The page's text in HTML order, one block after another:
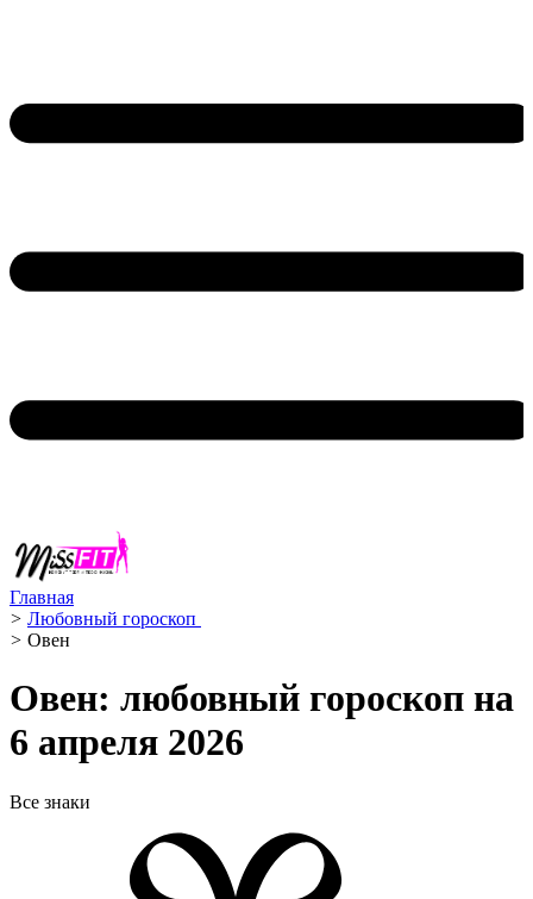
Главная
> Любовный гороскоп ️
> Овен ️
Овен: любовный гороскоп на
6 апреля 2026
Все знаки